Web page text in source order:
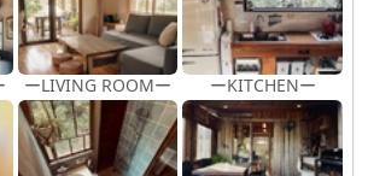
ーLIVING ROOMー ーKITCHENー